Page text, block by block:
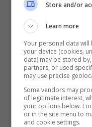
29 Aprile 2025 -
Store and/or
Learn more
Your personal data
your device (cookies,
data) may be stored
partners, or used
may use precise
Some vendors may
of legitimate interest,
your options below.
or in the site menu to
and cookie settings.